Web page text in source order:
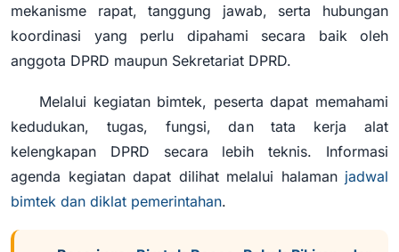
mekanisme rapat, tanggung jawab, serta hubungan
koordinasi yang perlu dipahami secara baik oleh
anggota DPRD maupun Sekretariat DPRD.
Melalui kegiatan bimtek, peserta dapat memahami
kedudukan, tugas, fungsi, dan tata kerja alat
kelengkapan DPRD secara lebih teknis. Informasi
agenda kegiatan dapat dilihat melalui halaman jadwal
bimtek dan diklat pemerintahan.